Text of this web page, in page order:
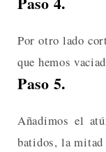
Por otro lado
que hemos
Paso 5.
Añadimos el
batidos, la mitad